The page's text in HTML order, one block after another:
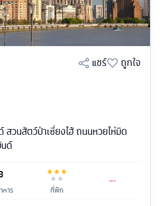
แชร์
ถูกใจ
วนสัตว์ป่าเซี่ยงไฮ้ ถนนหวยไห่มิด
ด์
หาร ที่พัก